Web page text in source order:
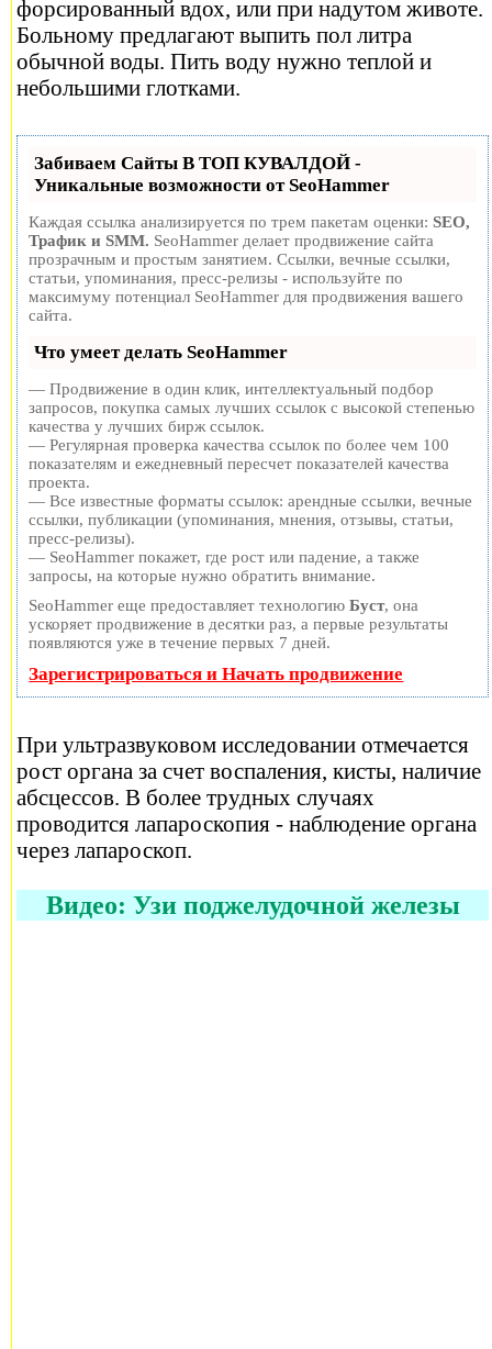
форсированный вдох, или при надутом животе.
Больному предлагают выпить пол литра
обычной воды. Пить воду нужно теплой и
небольшими глотками.
Забиваем Сайты В ТОП КУВАЛДОЙ -
Уникальные возможности от SeoHammer
Каждая ссылка анализируется по трем пакетам оценки:SEO,
Трафик и SMM. SeoHammer делает продвижение сайта
прозрачным и простым занятием. Ссылки, вечные ссылки,
статьи, упоминания, пресс-релизы - используйте по
максимуму потенциал SeoHammer для продвижения вашего
сайта.
Что умеет делать SeoHammer
— Продвижение в один клик, интеллектуальный подбор
запросов, покупка самых лучших ссылок с высокой степенью
качества у лучших бирж ссылок.
— Регулярная проверка качества ссылок по более чем 100
показателям и ежедневный пересчет показателей качества
проекта.
— Все известные форматы ссылок: арендные ссылки, вечные
ссылки, публикации (упоминания, мнения, отзывы, статьи,
пресс-релизы).
— SeoHammer покажет, где рост или падение, а также
запросы, на которые нужно обратить внимание.
SeoHammer еще предоставляет технологиюБуст, она
ускоряет продвижение в десятки раз, а первые результаты
появляются уже в течение первых 7 дней.
Зарегистрироваться и Начать продвижение
При ультразвуковом исследовании отмечается
рост органа за счет воспаления, кисты, наличие
абсцессов. В более трудных случаях
проводится лапароскопия - наблюдение органа
через лапароскоп.
Видео: Узи поджелудочной железы